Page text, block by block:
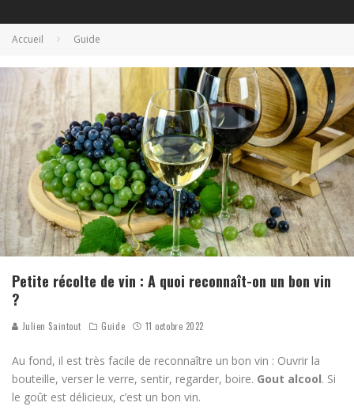
Accueil Guide
Petite récolte de vin : A quoi reconnaît-on un bon vin
?
Julien Saintout Guide 11 octobre 2022
Au fond, il est très facile de reconnaître un bon vin : Ouvrir la
bouteille, verser le verre, sentir, regarder, boire. Gout alcool. Si
le goût est délicieux, c’est un bon vin.